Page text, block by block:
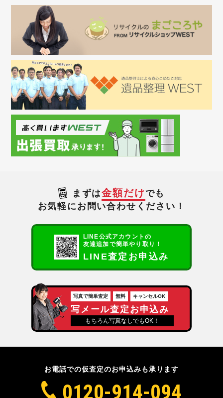
まずは金額だけ でも
お気軽にお問い合わせください！
LINE公式アカウントの
友達追加で簡単やり取り！
LINE査定お申込み
写真で簡単査定 無料 キャンセルOK
写メール査定お申込み
もちろん写真なしでもOK！
お電話での仮査定のお申込みも承ります
0120-914-094